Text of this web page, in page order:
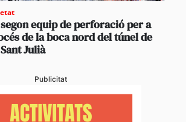
equip de perforació per a
de la boca nord del túnel de
Julià
Publicitat